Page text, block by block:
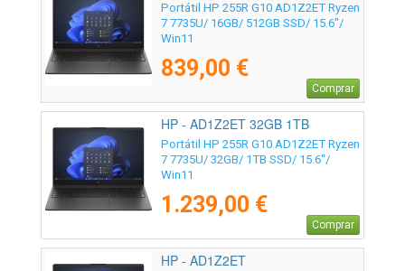
Portátil HP 255R G10 AD1Z2ET Ryzen
7 7735U/ 16GB/ 512GB SSD/ 15.6"/
Win11
839,00 €
Comprar
HP - AD1Z2ET 32GB 1TB
Portátil HP 255R G10 AD1Z2ET Ryzen
7 7735U/ 32GB/ 1TB SSD/ 15.6"/
Win11
1.239,00 €
Comprar
HP - AD1Z2ET